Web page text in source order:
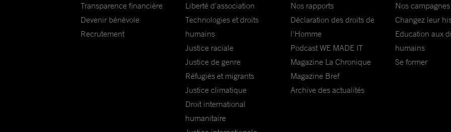
Transparence financière
Devenir bénévole
Recrutement
Liberté d'association
Technologies et droits
humains
Justice raciale
Justice de genre
Réfugiés et migrants
Justice climatique
Droit international
humanitaire
Nos rapports
Déclaration des droits de
l'Homme
Podcast WE MADE IT
Magazine La Chronique
Magazine Bref
Archive des actualités
Nos campagnes
Changez leur
Education aux
humains
Se former